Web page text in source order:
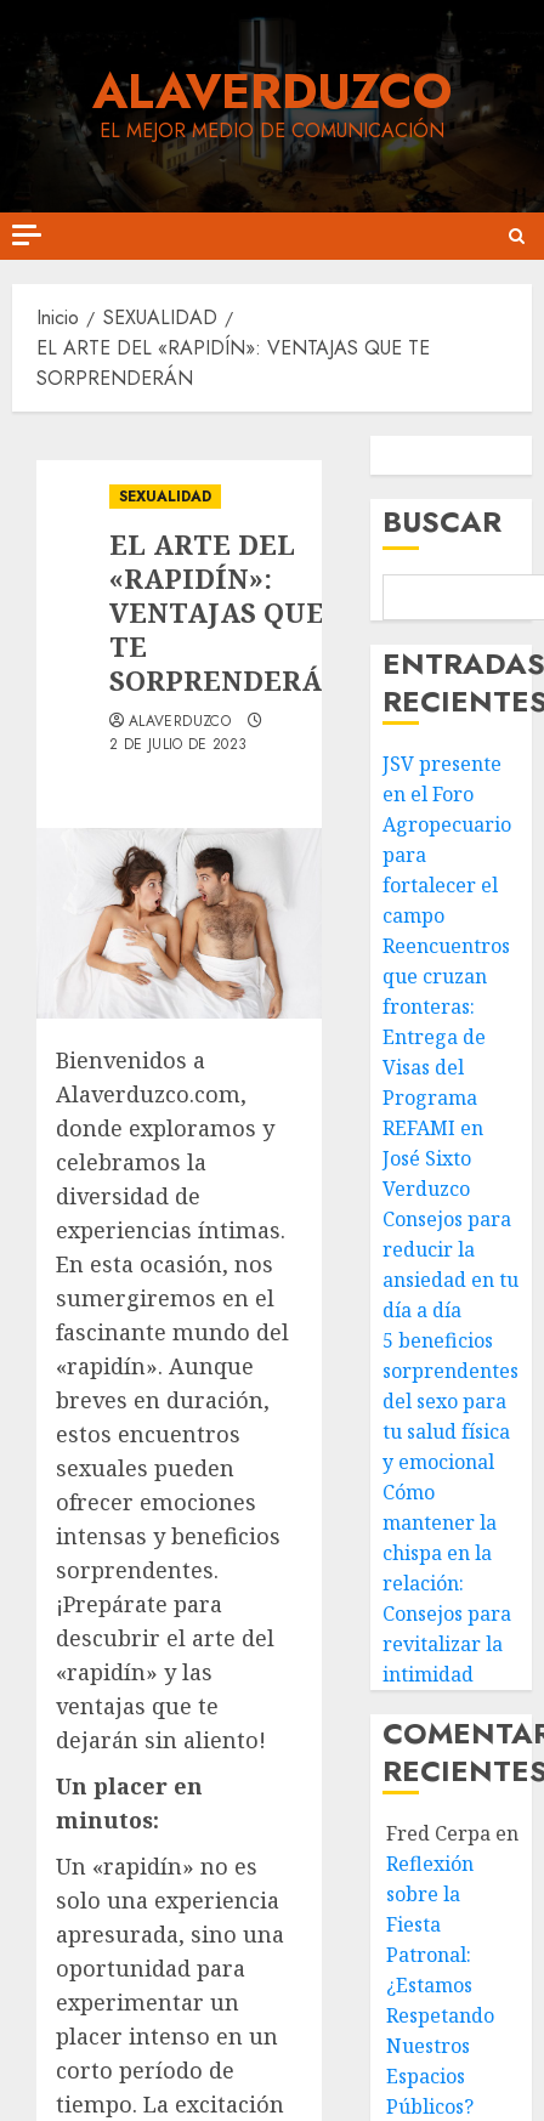
contenido
ALAVERDUZCO
EL MEJOR MEDIO DE COMUNICACIÓN
Inicio
SEXUALIDAD
EL ARTE DEL «RAPIDÍN»: VENTAJAS QUE TE
SORPRENDERÁN
SEXUALIDAD
EL ARTE DEL
«RAPIDÍN»:
VENTAJAS QUE
TE
SORPRENDERÁN
ALAVERDUZCO
2 DE JULIO DE 2023
Bienvenidos a
Alaverduzco.com,
donde exploramos y
celebramos la
diversidad de
experiencias íntimas.
En esta ocasión, nos
sumergiremos en el
fascinante mundo del
«rapidín». Aunque
breves en duración,
estos encuentros
sexuales pueden
ofrecer emociones
intensas y beneficios
sorprendentes.
¡Prepárate para
descubrir el arte del
«rapidín» y las
ventajas que te
dejarán sin aliento!
Un placer en
minutos:
Un «rapidín» no es
solo una experiencia
apresurada, sino una
oportunidad para
experimentar un
placer intenso en un
corto período de
tiempo. La excitación
BUSCAR
JSV presente
en el Foro
Agropecuario
para
fortalecer el
campo
Reencuentros
que cruzan
fronteras:
Entrega de
Visas del
Programa
REFAMI en
José Sixto
Verduzco
Consejos para
reducir la
ansiedad en tu
día a día
5 beneficios
sorprendentes
del sexo para
tu salud física
y emocional
Cómo
mantener la
chispa en la
relación:
Consejos para
revitalizar la
intimidad
Fred Cerpa en
Reflexión
sobre la
Fiesta
Patronal:
¿Estamos
Respetando
Nuestros
Espacios
Públicos?